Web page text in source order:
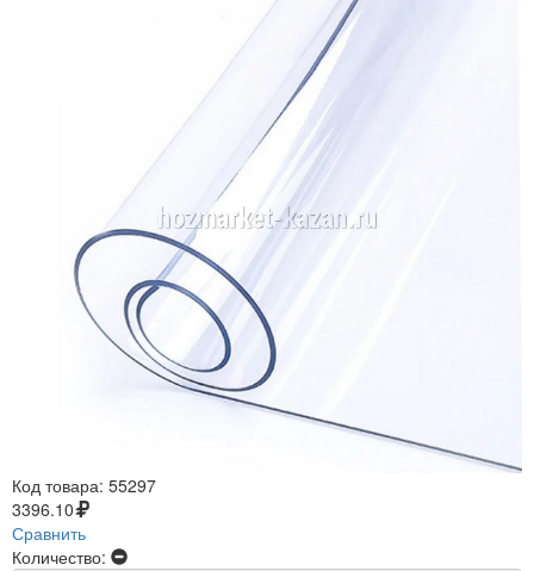
Код товара: 55297
3396.10
Сравнить
Количество: